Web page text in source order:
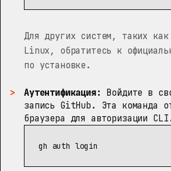
Для других систем, таких как
Linux, обратитесь к
по установке.
Аутентификация: Войдите в
запись GitHub. Эта команда
браузера для авторизации